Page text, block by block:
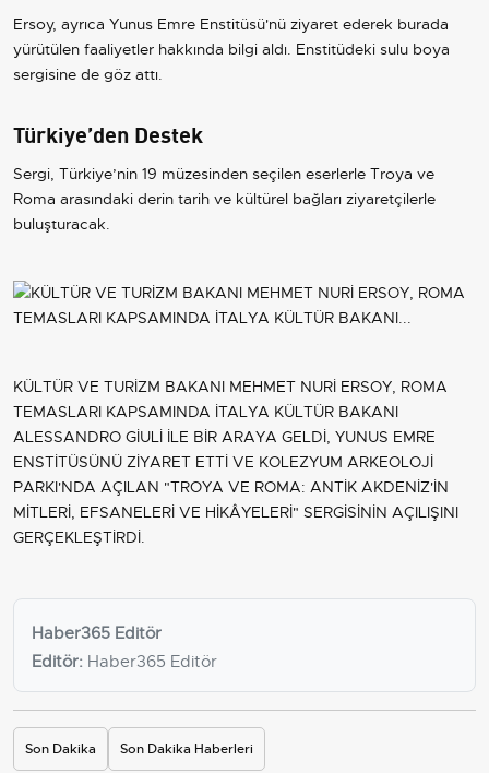
Ersoy, ayrıca Yunus Emre Enstitüsü'nü ziyaret ederek burada
yürütülen faaliyetler hakkında bilgi aldı. Enstitüdeki sulu boya
sergisine de göz attı.
Türkiye’den Destek
Sergi, Türkiye’nin 19 müzesinden seçilen eserlerle Troya ve
Roma arasındaki derin tarih ve kültürel bağları ziyaretçilerle
buluşturacak.
KÜLTÜR VE TURİZM BAKANI MEHMET NURİ ERSOY, ROMA
TEMASLARI KAPSAMINDA İTALYA KÜLTÜR BAKANI
ALESSANDRO GİULİ İLE BİR ARAYA GELDİ, YUNUS EMRE
ENSTİTÜSÜNÜ ZİYARET ETTİ VE KOLEZYUM ARKEOLOJİ
PARKI'NDA AÇILAN "TROYA VE ROMA: ANTİK AKDENİZ'İN
MİTLERİ, EFSANELERİ VE HİKÂYELERİ" SERGİSİNİN AÇILIŞINI
GERÇEKLEŞTİRDİ.
Haber365 Editör
Editör: Haber365 Editör
Son Dakika Son Dakika Haberleri